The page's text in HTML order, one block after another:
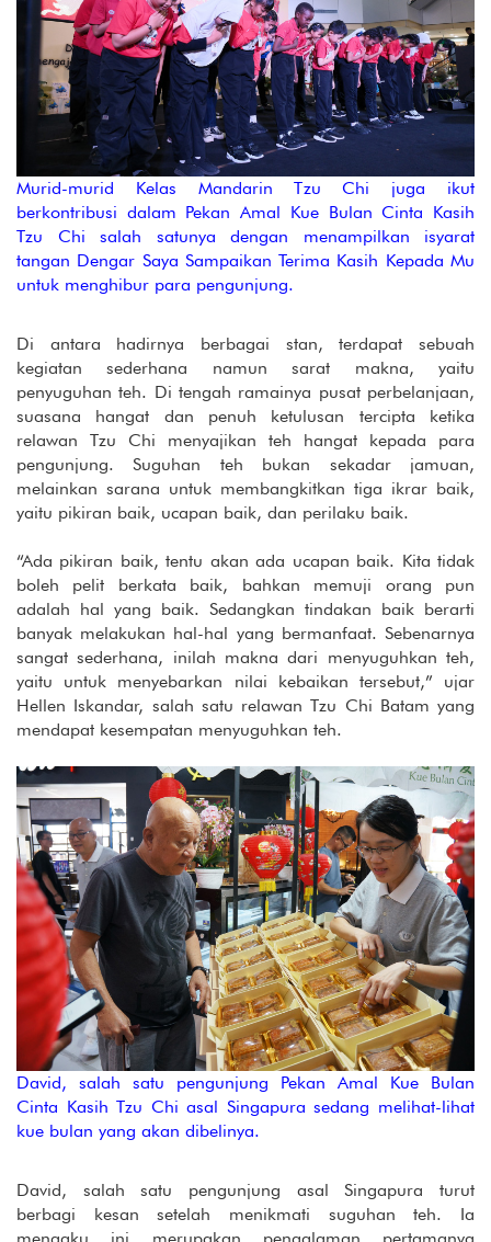
Murid-murid Kelas Mandarin Tzu Chi juga ikut
berkontribusi dalam Pekan Amal Kue Bulan Cinta Kasih
Tzu Chi salah satunya dengan menampilkan isyarat
tangan Dengar Saya Sampaikan Terima Kasih Kepada Mu
untuk menghibur para pengunjung.
Di antara hadirnya berbagai stan, terdapat sebuah
kegiatan sederhana namun sarat makna, yaitu
penyuguhan teh. Di tengah ramainya pusat perbelanjaan,
suasana hangat dan penuh ketulusan tercipta ketika
relawan Tzu Chi menyajikan teh hangat kepada para
pengunjung. Suguhan teh bukan sekadar jamuan,
melainkan sarana untuk membangkitkan tiga ikrar baik,
yaitu pikiran baik, ucapan baik, dan perilaku baik.
“Ada pikiran baik, tentu akan ada ucapan baik. Kita tidak
boleh pelit berkata baik, bahkan memuji orang pun
adalah hal yang baik. Sedangkan tindakan baik berarti
banyak melakukan hal-hal yang bermanfaat. Sebenarnya
sangat sederhana, inilah makna dari menyuguhkan teh,
yaitu untuk menyebarkan nilai kebaikan tersebut,” ujar
Hellen Iskandar, salah satu relawan Tzu Chi Batam yang
mendapat kesempatan menyuguhkan teh.
David, salah satu pengunjung Pekan Amal Kue Bulan
Cinta Kasih Tzu Chi asal Singapura sedang melihat-lihat
kue bulan yang akan dibelinya.
David, salah satu pengunjung asal Singapura turut
berbagi kesan setelah menikmati suguhan teh. Ia